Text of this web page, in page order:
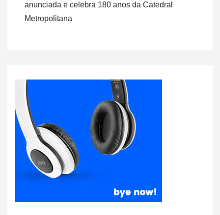
anunciada e celebra 180 anos da Catedral
Metropolitana